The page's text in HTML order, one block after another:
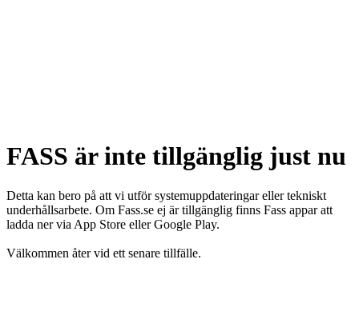
FASS är inte tillgänglig just nu
Detta kan bero på att vi utför systemuppdateringar eller tekniskt
underhållsarbete. Om Fass.se ej är tillgänglig finns Fass appar att
ladda ner via App Store eller Google Play.
Välkommen åter vid ett senare tillfälle.